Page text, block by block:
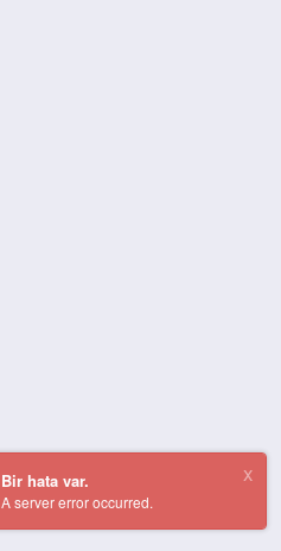
Bir hata var.
A server error occurred.